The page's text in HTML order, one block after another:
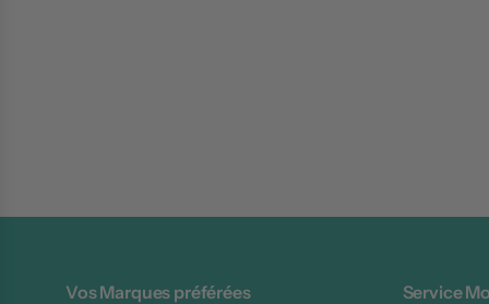
Vos Marques préférées Service